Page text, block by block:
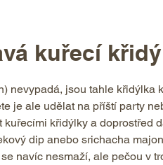
kuřecí
nevypadá, jsou tahle křidýlka
je ale udělat na příští party
křidýlky a doprostřed
dip anebo srichacha
navíc nesmaží, ale pečou v